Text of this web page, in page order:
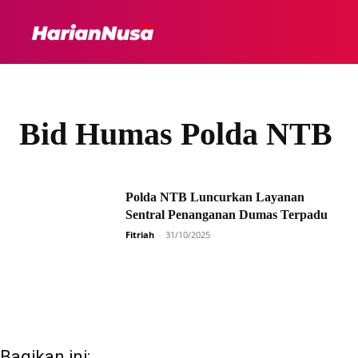
Bid Humas Polda NTB
Polda NTB Luncurkan Layanan
Sentral Penanganan Dumas Terpadu
Fitriah - 31/10/2025